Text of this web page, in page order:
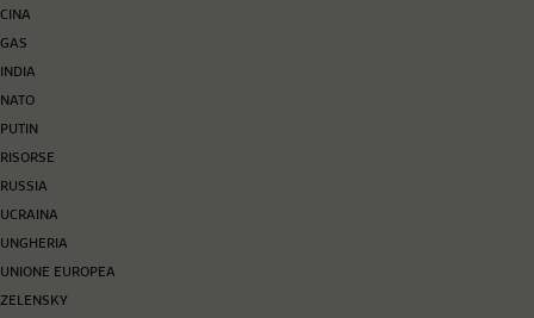
CINA
GAS
INDIA
NATO
PUTIN
RISORSE
RUSSIA
UCRAINA
UNGHERIA
UNIONE EUROPEA
ZELENSKY